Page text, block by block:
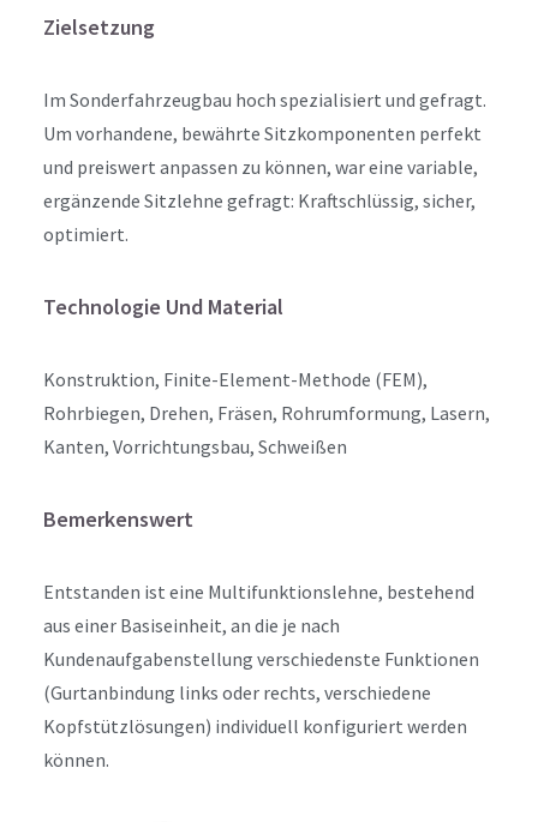
Zielsetzung
Im Sonderfahrzeugbau hoch spezialisiert und gefragt.
Um vorhandene, bewährte Sitzkomponenten perfekt
und preiswert anpassen zu können, war eine variable,
ergänzende Sitzlehne gefragt: Kraftschlüssig, sicher,
optimiert.
Technologie Und Material
Konstruktion, Finite-Element-Methode (FEM),
Rohrbiegen, Drehen, Fräsen, Rohrumformung, Lasern,
Kanten, Vorrichtungsbau, Schweißen
Bemerkenswert
Entstanden ist eine Multifunktionslehne, bestehend
aus einer Basiseinheit, an die je nach
Kundenaufgabenstellung verschiedenste Funktionen
(Gurtanbindung links oder rechts, verschiedene
Kopfstützlösungen) individuell konfiguriert werden
können.